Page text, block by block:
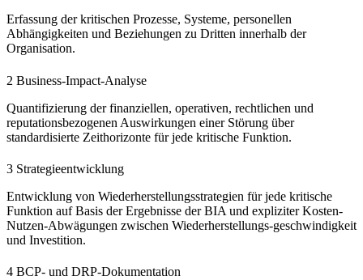
Erfassung der kritischen Prozesse, Systeme, personellen
Abhängigkeiten und Beziehungen zu Dritten innerhalb der
Organisation.
2 Business-Impact-Analyse
Quantifizierung der finanziellen, operativen, rechtlichen und
reputationsbezogenen Auswirkungen einer Störung über
standardisierte Zeithorizonte für jede kritische Funktion.
3 Strategieentwicklung
Entwicklung von Wiederherstellungsstrategien für jede kritische
Funktion auf Basis der Ergebnisse der BIA und expliziter Kosten-
Nutzen-Abwägungen zwischen Wiederherstellungs-geschwindigkeit
und Investition.
4 BCP- und DRP-Dokumentation